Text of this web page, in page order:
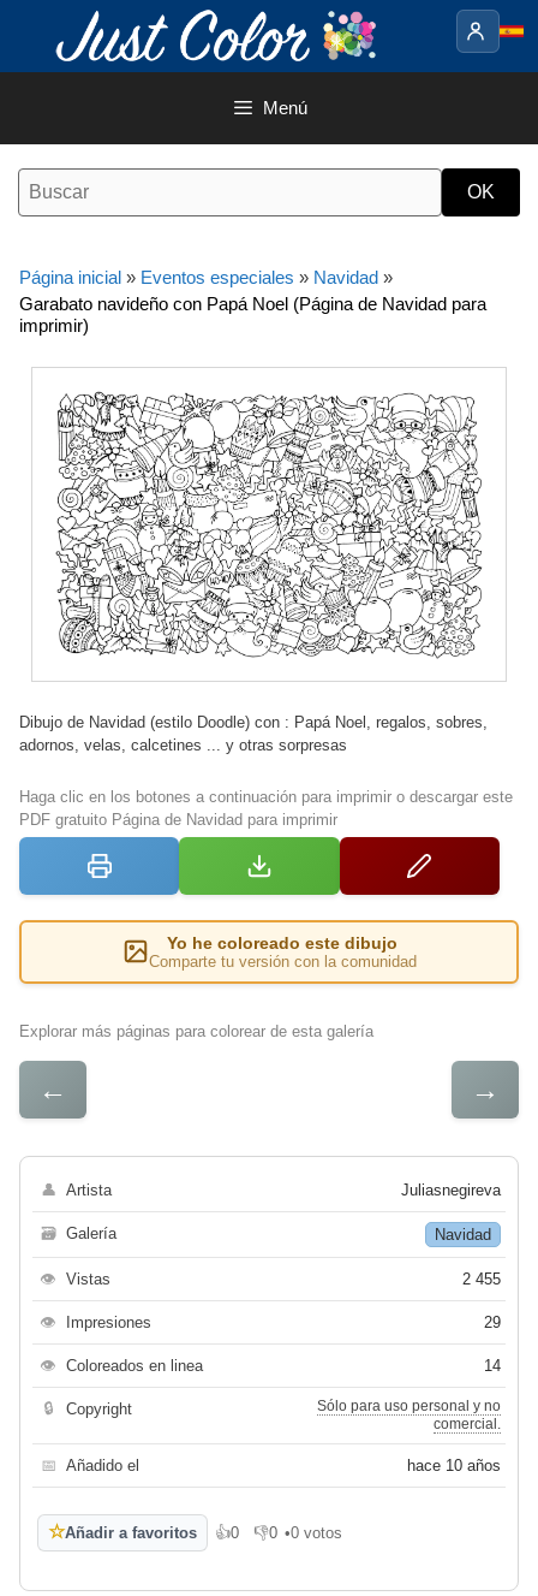
contenido
Menú
Página inicial » Eventos especiales » Navidad »
Garabato navideño con Papá Noel (Página de Navidad para
imprimir)
Dibujo de Navidad (estilo Doodle) con : Papá Noel, regalos, sobres,
adornos, velas, calcetines ... y otras sorpresas
Haga clic en los botones a continuación para imprimir o descargar este
PDF gratuito Página de Navidad para imprimir
Yo he coloreado este dibujo
Comparte tu versión con la comunidad
Explorar más páginas para colorear de esta galería
← →
👤 Artista Juliasnegireva
🗃 Galería Navidad
👁 Vistas 2 455
👁 Impresiones 29
👁 Coloreados en linea 14
🔒 Copyright
Sólo para uso personal y no
comercial.
📅 Añadido el hace 10 años
☆Añadir a favoritos 👍0
Me gusta
👎0
No me gusta
•0 votos